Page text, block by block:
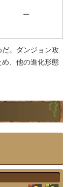
ー
。ダンジョン攻
、他の進化形態